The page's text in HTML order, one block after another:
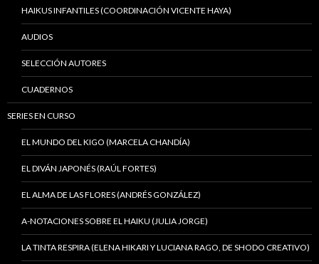
HAIKUS INFANTILES (COORDINACIÓN VICENTE HAYA)
AUDIOS
SELECCIÓN AUTORES
CUADERNOS
SERIES EN CURSO
EL MUNDO DEL KIGO (MARCELA CHANDÍA)
EL DIVÁN JAPONÉS (RAÚL FORTES)
EL ALMA DE LAS FLORES (ANDRÉS GONZÁLEZ)
A-NOTACIONES SOBRE EL HAIKU (JULIA JORGE)
LA TINTA RESPIRA (ELENA HIKARI Y LUCIANA RAGO, DE SHODO CREATIVO)